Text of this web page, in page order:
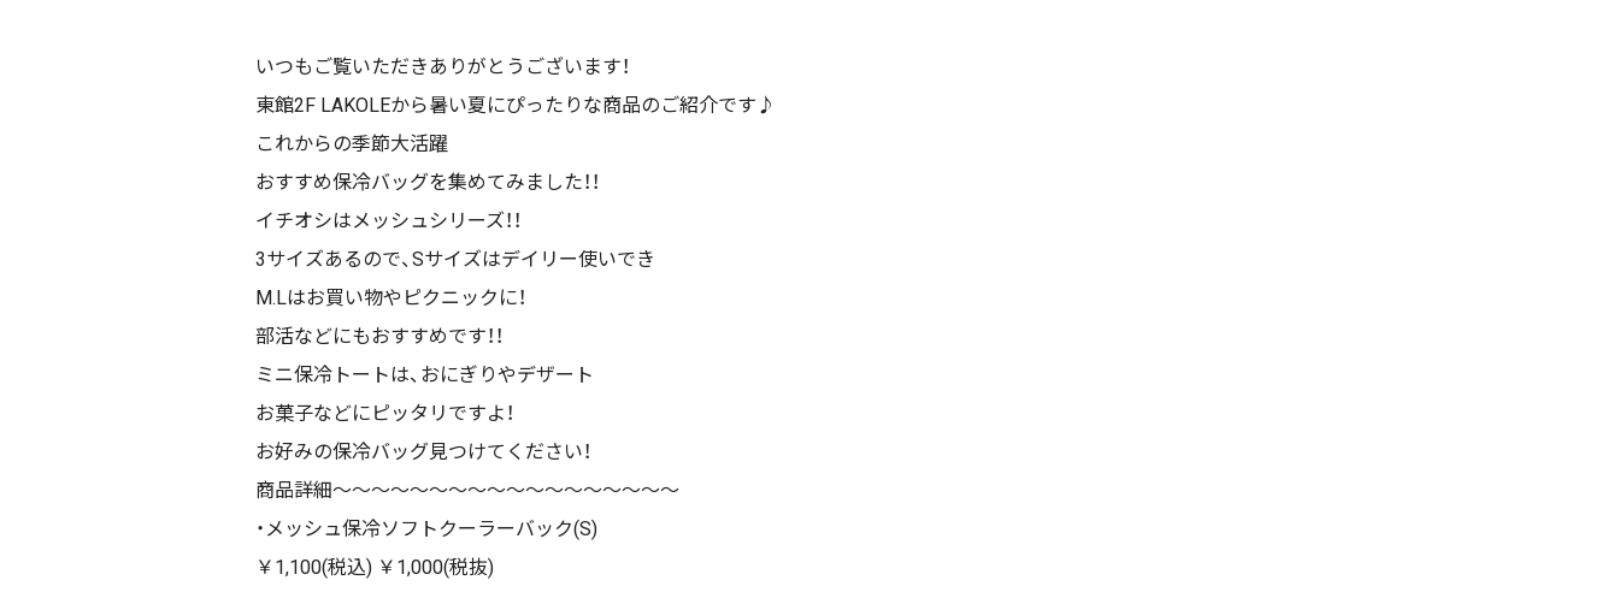
いつもご覧いただきありがとうございます！
東館2F LAKOLEから暑い夏にぴったりな商品のご紹介です♪
これからの季節大活躍
おすすめ保冷バッグを集めてみました！！
イチオシはメッシュシリーズ！！
3サイズあるので、Sサイズはデイリー使いでき
M.Lはお買い物やピクニックに！
部活などにもおすすめです！！
ミニ保冷トートは、おにぎりやデザート
お菓子などにピッタリですよ！
お好みの保冷バッグ見つけてください！
商品詳細〜〜〜〜〜〜〜〜〜〜〜〜〜〜〜〜〜〜
・メッシュ保冷ソフトクーラーバック(S)
￥1,100(税込) ￥1,000(税抜)